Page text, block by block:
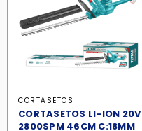
CORTASETOS
CORTASETOS LI-ION 20V
2800SPM 46CM C:18MM